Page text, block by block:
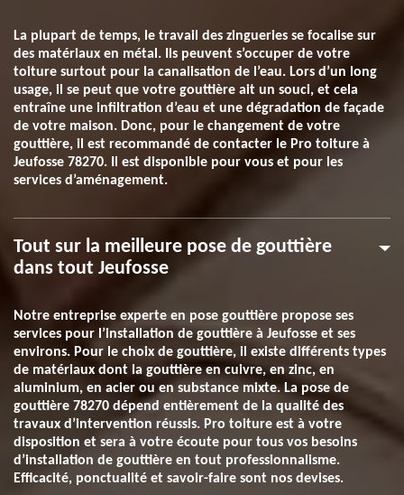
La plupart de temps, le travail des zingueries se focalise sur
des matériaux en métal. Ils peuvent s’occuper de votre
toiture surtout pour la canalisation de l’eau. Lors d’un long
usage, il se peut que votre gouttière ait un souci, et cela
entraîne une infiltration d’eau et une dégradation de façade
de votre maison. Donc, pour le changement de votre
gouttière, il est recommandé de contacter le Pro toiture à
Jeufosse 78270. Il est disponible pour vous et pour les
services d’aménagement.
Tout sur la meilleure pose de gouttière
dans tout Jeufosse
Notre entreprise experte en pose gouttière propose ses
services pour l’installation de gouttière à Jeufosse et ses
environs. Pour le choix de gouttière, il existe différents types
de matériaux dont la gouttière en cuivre, en zinc, en
aluminium, en acier ou en substance mixte. La pose de
gouttière 78270 dépend entièrement de la qualité des
travaux d’intervention réussis. Pro toiture est à votre
disposition et sera à votre écoute pour tous vos besoins
d’installation de gouttière en tout professionnalisme.
Efficacité, ponctualité et savoir-faire sont nos devises.